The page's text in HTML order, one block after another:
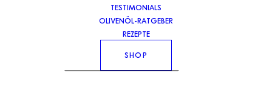
TESTIMONIALS
OLIVENÖL-RATGEBER
REZEPTE
SHOP
Ihr Warenkorb ist derzeit leer.
ZURÜCK ZUM SHOP